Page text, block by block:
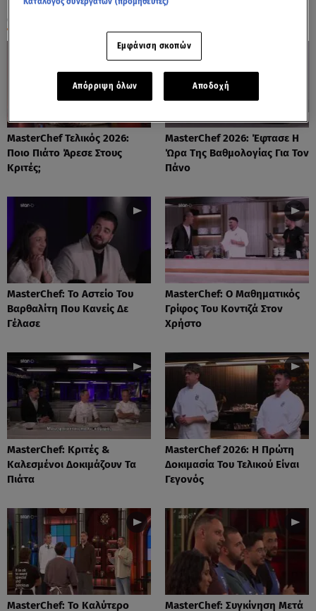
ΟΛΑ ΤΑ ΒΙΝΤΕΟ
MasterChef Τελικός 2026:
Ποιο Πιάτο Άρεσε Στους
Κριτές;
MasterChef 2026: Έφτασε Η
Ώρα Της Βαθμολογίας Για Τον
Πάνο
MasterChef: Το Αστείο Του
Βαρθαλίτη Που Κανείς Δε
Γέλασε
MasterChef: Ο Μαθηματικός
Γρίφος Του Κοντιζά Στον
Χρήστο
MasterChef: Κριτές &
Καλεσμένοι Δοκιμάζουν Τα
Πιάτα
MasterChef 2026: Η Πρώτη
Δοκιμασία Του Τελικού Είναι
Γεγονός
MasterChef: Το Καλύτερο MasterChef: Συγκίνηση Μετά
Εμφάνιση σκοπών
Απόρριψη όλων Αποδοχή